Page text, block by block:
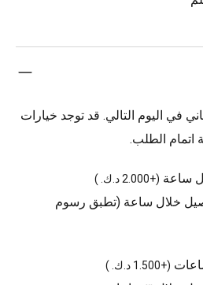
في اليوم التالي. قد توجد خيارات
الطلب.
ساعة (+2.000 د.ك. )
خلال ساعة (تطبق رسوم
(+1.500 د.ك. )